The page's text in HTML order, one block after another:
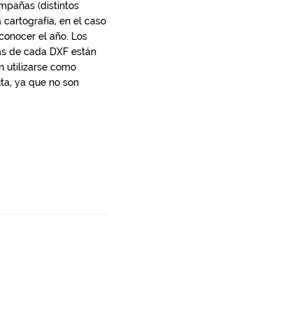
(distintos
cartografía, en el caso
el año. Los
de cada DXF están
utilizarse como
ya que no son